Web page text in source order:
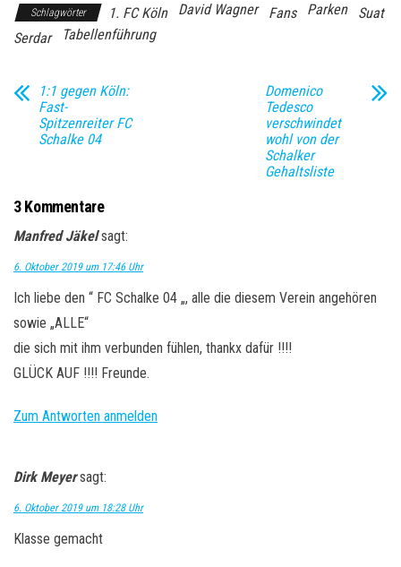
Schlagwörter 1. FC Köln David Wagner Fans Parken
Suat
Serdar
Tabellenführung
1:1 gegen Köln:
Fast-
Spitzenreiter FC
Schalke 04
Domenico
Tedesco
verschwindet
wohl von der
Schalker
Gehaltsliste
3 Kommentare
Manfred Jäkel sagt:
6. Oktober 2019 um 17:46 Uhr
Ich liebe den “ FC Schalke 04 „, alle die diesem Verein angehören
sowie „ALLE“
die sich mit ihm verbunden fühlen, thankx dafür !!!!
GLÜCK AUF !!!! Freunde.
Zum Antworten anmelden
Dirk Meyer sagt:
6. Oktober 2019 um 18:28 Uhr
Klasse gemacht